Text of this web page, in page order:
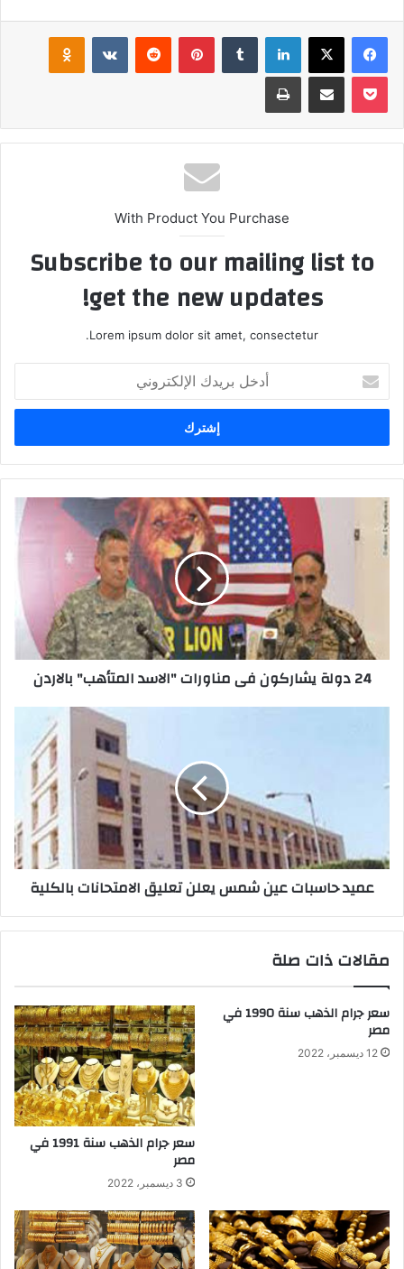
فيسبوك ‫X لينكدإن بينتيريست
‫Pocket مشاركة عبر البريد طباعة
With Product You Purchase
Subscribe to our mailing list to
get the new updates!
Lorem ipsum dolor sit amet, consectetur.
بريدك
الإلكتروني
24 دولة يشاركون فى مناورات "الاسد المتأهب" بالاردن
عميد حاسبات عين شمس يعلن تعليق الامتحانات بالكلية
مقالات ذات صلة
سعر جرام الذهب سنة 1990 في
مصر
12 ديسمبر، 2022
سعر جرام الذهب سنة 1991 في
مصر
3 ديسمبر، 2022